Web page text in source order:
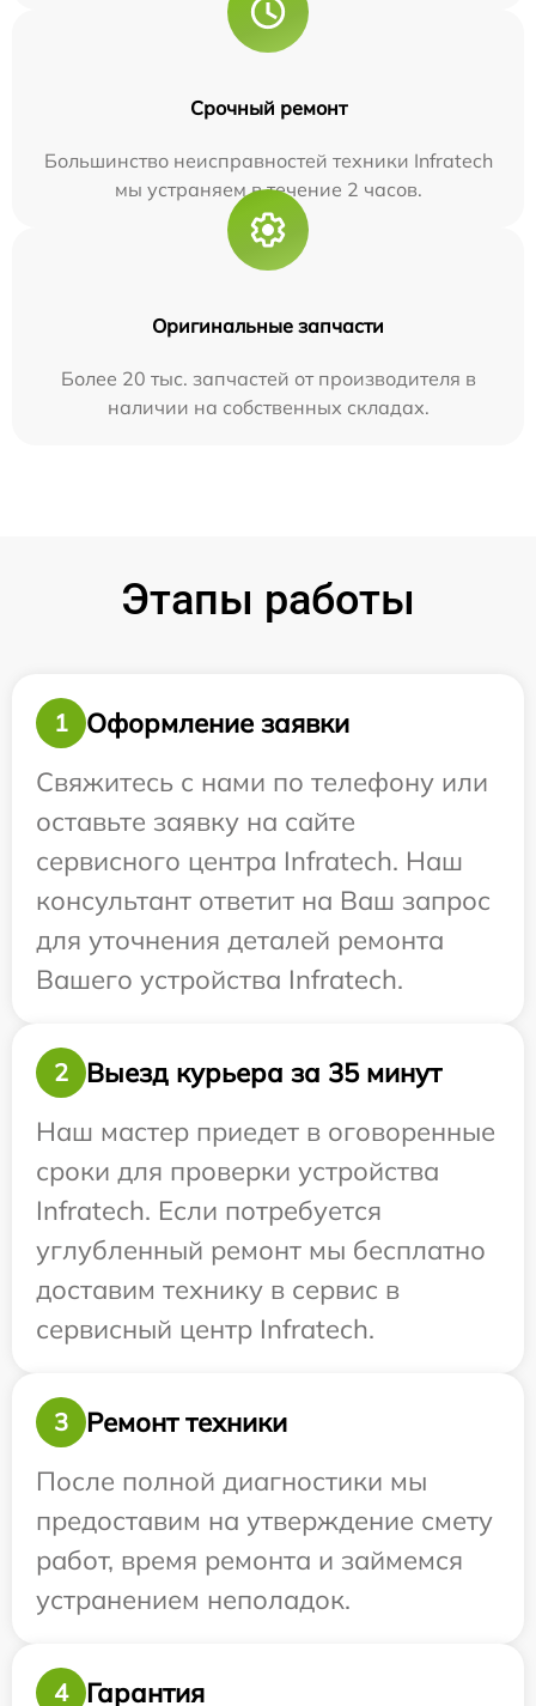
Срочный ремонт
Большинство неисправностей техники Infratech
мы устраняем в течение 2 часов.
Оригинальные запчасти
Более 20 тыс. запчастей от производителя в
наличии на собственных складах.
Этапы работы
1
Оформление заявки
Свяжитесь с нами по телефону или
оставьте заявку на сайте
сервисного центра Infratech. Наш
консультант ответит на Ваш запрос
для уточнения деталей ремонта
Вашего устройства Infratech.
2
Выезд курьера за 35 минут
Наш мастер приедет в оговоренные
сроки для проверки устройства
Infratech. Если потребуется
углубленный ремонт мы бесплатно
доставим технику в сервис в
сервисный центр Infratech.
3
Ремонт техники
После полной диагностики мы
предоставим на утверждение смету
работ, время ремонта и займемся
устранением неполадок.
4 Гарантия